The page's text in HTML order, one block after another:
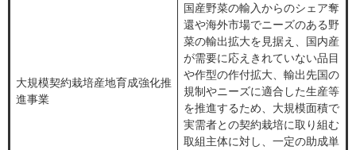
大規模契約栽培産地育成強化推
進事業
国産野菜の輸入からのシェア奪
還や海外市場でニーズのある野
菜の輸出拡大を見据え、国内産
が需要に応えきれていない品目
や作型の作付拡大、輸出先国の
規制やニーズに適合した生産等
を推進するため、大規模面積で
実需者との契約栽培に取り組む
取組主体に対し、一定の助成単